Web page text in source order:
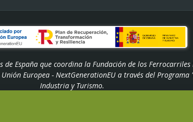
España que coordina la Fundación de los
Europea - NextGenerationEU a través del
Industria y Turismo.